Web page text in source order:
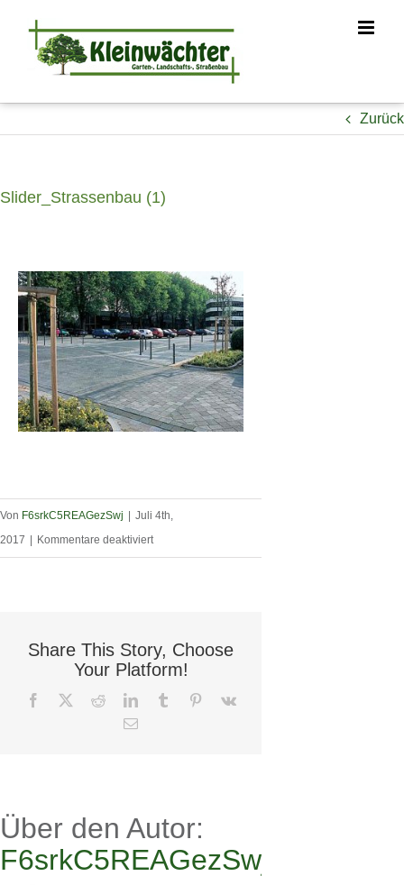
Inhalt
springen
Zurück
Slider_Strassenbau (1)
Von F6srkC5REAGezSwj | Juli 4th,
2017 | Kommentare deaktiviertfür
Share This Story, Choose
Your Platform!
Facebook RedditLinkedInTumblr Pinterest
Vk
E-
Über den Autor:
F6srkC5REAGezSwj